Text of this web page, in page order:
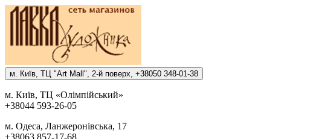
м. Киïв, ТЦ "Art Mall", 2-й поверх, +38050 348-01-38
м. Киïв, ТЦ «Олiмпiйський»
+38044 593-26-05
м. Одеса, Ланжеронiвська, 17
+38063 857-17-68